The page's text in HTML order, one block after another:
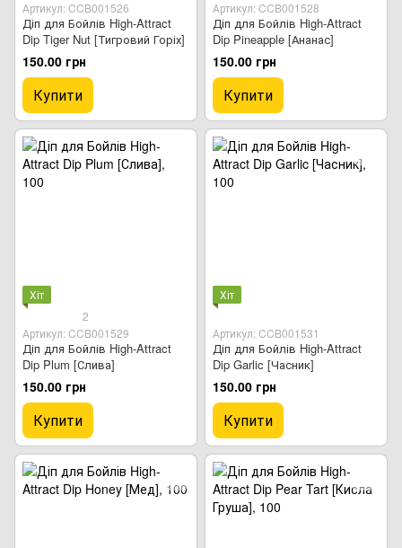
Артикул: CCB001526
Діп для Бойлів High-Attract
Dip Tiger Nut [Тигровий Горіх]
150.00 грн
Купити
Артикул: CCB001528
Діп для Бойлів High-Attract
Dip Pineapple [Ананас]
150.00 грн
Купити
Хіт
2
Артикул: CCB001529
Діп для Бойлів High-Attract
Dip Plum [Слива]
150.00 грн
Купити
Хіт
Артикул: CCB001531
Діп для Бойлів High-Attract
Dip Garlic [Часник]
150.00 грн
Купити